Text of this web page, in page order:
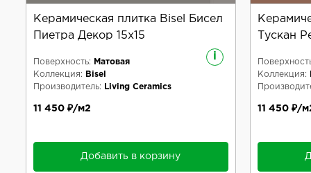
Керамическая плитка Bisel Бисел
Пиетра Декор 15x15
i
Поверхность:
Матовая
Коллекция:
Bisel
Производитель:
Living Ceramics
11 450 ₽/м2
Добавить в корзину
Тускан
Коллекция:
11 450 ₽/